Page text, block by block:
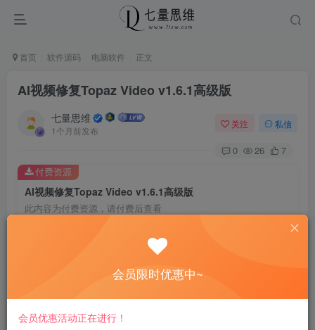
首页 软件源码 电脑软件 正文
AI视频修复Topaz Video v1.6.1高级版
七量思维
1个月前发布
关注 私信
0 26 7
AI视频修复Topaz Video v1.6.1高级版
此内容为付费资源，请付费后查看
8.8
您当前未登录！建议登陆后购买，可保存购买订单
付费资源
会员限时优惠中~
会员优惠活动正在进行！